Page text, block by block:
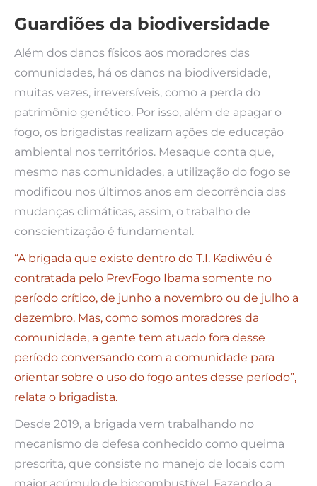
Guardiões da biodiversidade
Além dos danos físicos aos moradores das
comunidades, há os danos na biodiversidade,
muitas vezes, irreversíveis, como a perda do
patrimônio genético. Por isso, além de apagar o
fogo, os brigadistas realizam ações de educação
ambiental nos territórios. Mesaque conta que,
mesmo nas comunidades, a utilização do fogo se
modificou nos últimos anos em decorrência das
mudanças climáticas, assim, o trabalho de
conscientização é fundamental.
“A brigada que existe dentro do T.I. Kadiwéu é
contratada pelo PrevFogo Ibama somente no
período crítico, de junho a novembro ou de julho a
dezembro. Mas, como somos moradores da
comunidade, a gente tem atuado fora desse
período conversando com a comunidade para
orientar sobre o uso do fogo antes desse período”,
relata o brigadista.
Desde 2019, a brigada vem trabalhando no
mecanismo de defesa conhecido como queima
prescrita, que consiste no manejo de locais com